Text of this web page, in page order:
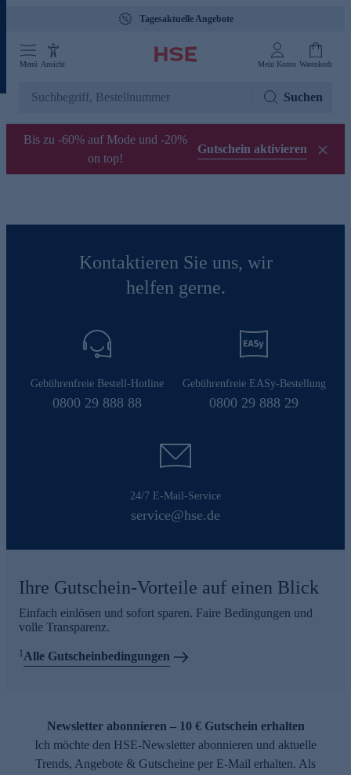
Tagesaktuelle Angebote
Menü Ansicht Mein Konto Warenkorb
Suchen
Bis zu -60% auf Mode und -20%
on top!
Gutschein aktivieren
Kontaktieren Sie uns, wir
helfen gerne.
Gebührenfreie Bestell-Hotline
0800 29 888 88
Gebührenfreie EASy-Bestellung
0800 29 888 29
24/7 E-Mail-Service
service@hse.de
Ihre Gutschein-Vorteile auf einen Blick
Einfach einlösen und sofort sparen. Faire Bedingungen und
volle Transparenz.
1Alle Gutscheinbedingungen
Newsletter abonnieren – 10 € Gutschein erhalten
Ich möchte den HSE-Newsletter abonnieren und aktuelle
Trends, Angebote & Gutscheine per E-Mail erhalten. Als